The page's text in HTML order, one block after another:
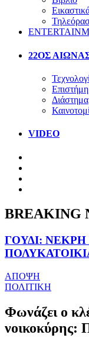
22ΟΣ
Επιστήμη
Διάστημα
VIDEO
BREAKING
ΓΟΥΔΙ:
ΑΠΟΨΗ
ΠΟΛΙΤΙΚΗ
Φωνάζει ο
νοικοκύρης: